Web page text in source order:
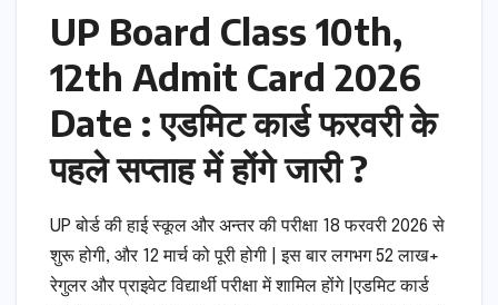
UP Board Class 10th,
12th Admit Card 2026
Date : एडमिट कार्ड फरवरी के
पहले सप्ताह में होंगे जारी ?
UP बोर्ड की हाई स्कूल और अन्तर की परीक्षा 18 फरवरी 2026 से
शुरू होगी, और 12 मार्च को पूरी होगी | इस बार लगभग 52 लाख+
रेगुलर और प्राइवेट विद्यार्थी परीक्षा में शामिल होंगे |एडमिट कार्ड